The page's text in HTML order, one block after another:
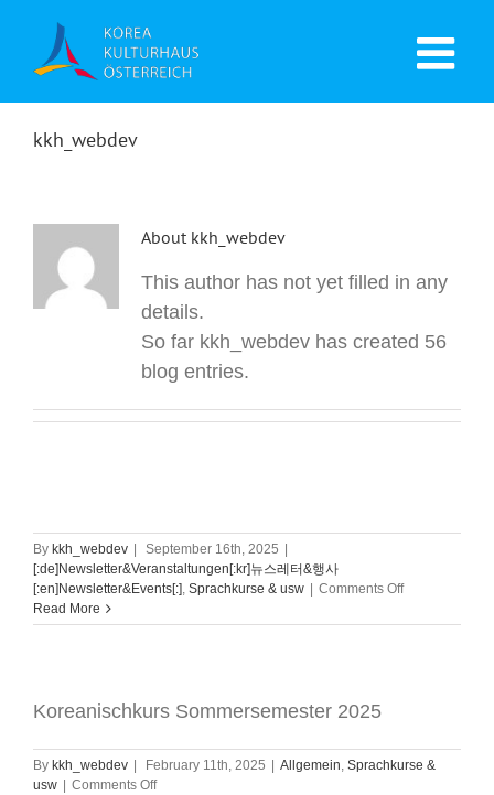
kkh_webdev
About kkh_webdev
This author has not yet filled in any
details.
So far kkh_webdev has created 56
blog entries.
By kkh_webdev | September 16th, 2025 |
[:de]Newsletter&Veranstaltungen[:kr]뉴스레터&행사
[:en]Newsletter&Events[:] Sprachkurse & usw | Comments Offon
Read More
Koreanischkurs Sommersemester 2025
By kkh_webdev | February 11th, 2025 | Allgemein Sprachkurse &
usw | Comments Offon